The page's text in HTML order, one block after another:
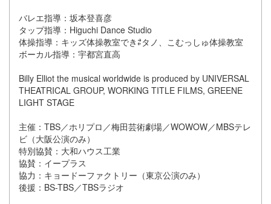
バレエ指導：坂本登喜彦
タップ指導：Higuchi Dance Studio
体操指導：キッズ体操教室でき⇄タノ、こむっしゅ体操教室
ボーカル指導：宇都宮直高
Billy Elliot the musical worldwide is produced by UNIVERSAL
THEATRICAL GROUP, WORKING TITLE FILMS, GREENE
LIGHT STAGE
主催：TBS／ホリプロ／梅田芸術劇場／WOWOW／MBSテレ
ビ（大阪公演のみ）
特別協賛：大和ハウス工業
協賛：イープラス
協力：キョードーファクトリー（東京公演のみ）
後援：BS-TBS／TBSラジオ